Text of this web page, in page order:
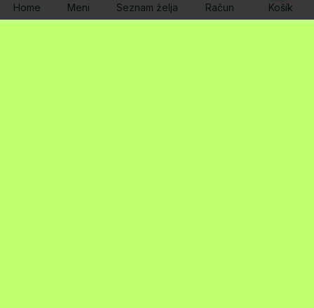
Home Meni Seznam želja Račun Košík